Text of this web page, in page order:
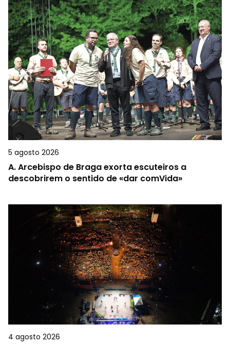
5 agosto 2026
A.Arcebispo de Braga exorta escuteiros a
descobrirem o sentido de «dar comVida»
4 agosto 2026